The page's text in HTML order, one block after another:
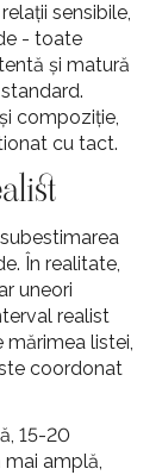
sensibile,
- toate
și matură
compoziție,
cu tact.
În realitate,
uneori
realist
listei,
coordonat
15-20
amplă,